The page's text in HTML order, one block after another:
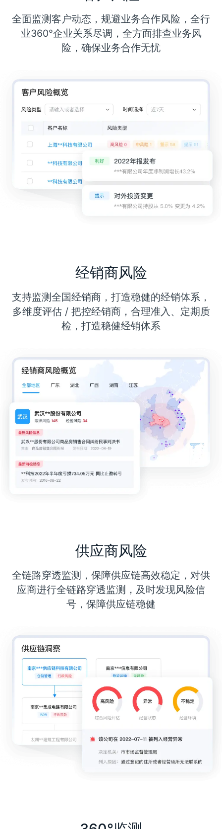
全面监测客户动态，规避业务合作风险，全行
业360°企业关系尽调，全方面排查业务风
险，确保业务合作无忧
经销商风险
支持监测全国经销商，打造稳健的经销体系，
多维度评估 / 把控经销商，合理准入、定期质
检，打造稳健经销体系
供应商风险
全链路穿透监测，保障供应链高效稳定，对供
应商进行全链路穿透监测，及时发现风险信
号，保障供应链稳健